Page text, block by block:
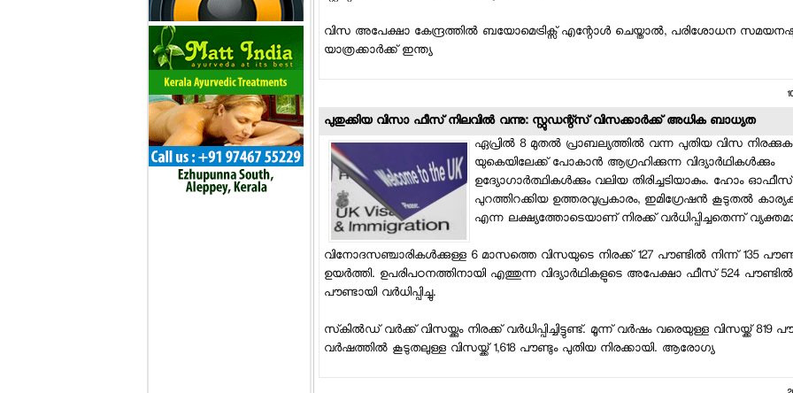
വിസ അപേക്ഷാ കേന്ദ്രത്തില്‍ ബയോമെട്രിക്സ് എന്റോള്‍ ചെയ്താല്‍, പരിശോധന
യാത്രക്കാര്‍ക്ക് ഇന്ത്യ
പുതുക്കിയ വിസാ ഫീസ് നിലവില്‍ വന്നു: സ്റ്റുഡന്റ്‌സ് വിസക്കാര്‍ക്ക് അധിക ബാധ്യത
ഏപ്രില്‍ 8 മുതല്‍ പ്രാബല്യത്തില്‍ വന്ന പുതിയ വിസ
യുകെയിലേക്ക് പോകാന്‍ ആഗ്രഹിക്കുന്ന വിദ്യാര്‍ഥികള്‍ക്കും
ഉദ്യോഗാര്‍ത്ഥികള്‍ക്കും വലിയ തിരിച്ചടിയാകും. ഹോം ഓഫീസ്
പുറത്തിറക്കിയ ഉത്തരവുപ്രകാരം, ഇമിഗ്രേഷന്‍ കൂടുതല്‍
എന്ന ലക്ഷ്യത്തോടെയാണ് നിരക്ക് വര്‍ധിപ്പിച്ചതെന്ന്
വിനോദസഞ്ചാരികള്‍ക്കുള്ള 6 മാസത്തെ വിസയുടെ നിരക്ക് 127 പൗണ്ടില്‍ നിന്ന് 135
ഉയര്‍ത്തി. ഉപരിപഠനത്തിനായി എത്തുന്ന വിദ്യാര്‍ഥികളുടെ അപേക്ഷാ ഫീസ് 524 പൗണ്ടില്‍
പൗണ്ടായി വര്‍ധിപ്പിച്ചു.
സ്‌കില്‍ഡ് വര്‍ക്ക് വിസയ്ക്കും നിരക്ക് വര്‍ധിപ്പിച്ചിട്ടുണ്ട്. മൂന്ന് വര്‍ഷം വരെയുള്ള വിസയ്ക്ക് 819
വര്‍ഷത്തില്‍ കൂടുതലുള്ള വിസയ്ക്ക് 1,618 പൗണ്ടും പുതിയ നിരക്കായി. ആരോഗ്യ